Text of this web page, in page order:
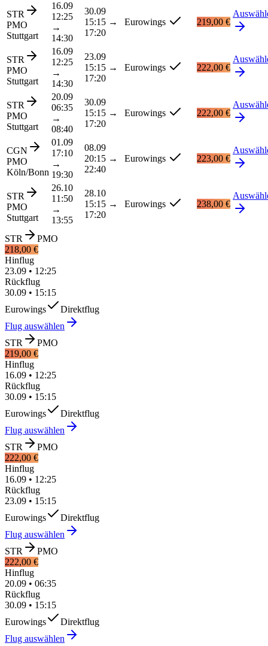
STR
PMO
Stuttgart
16.09
12:25
→
14:30
30.09
15:15 →
17:20
Eurowings 219,00 €
STR
PMO
Stuttgart
16.09
12:25
→
14:30
23.09
15:15 →
17:20
Eurowings 222,00 €
STR
PMO
Stuttgart
20.09
06:35
→
08:40
30.09
15:15 →
17:20
Eurowings 222,00 €
CGN
PMO
Köln/Bonn
01.09
17:10
→
19:30
08.09
20:15 →
22:40
Eurowings 223,00 €
STR
PMO
Stuttgart
26.10
11:50
→
13:55
28.10
15:15 →
17:20
Eurowings 238,00 €
STR
PMO
218,00 €
Hinflug
23.09 • 12:25
Rückflug
30.09 • 15:15
Eurowings
Direktflug
Flug auswählen
STR
PMO
219,00 €
Hinflug
16.09 • 12:25
Rückflug
30.09 • 15:15
Eurowings
Direktflug
Flug auswählen
STR
PMO
222,00 €
Hinflug
16.09 • 12:25
Rückflug
23.09 • 15:15
Eurowings
Direktflug
Flug auswählen
STR
PMO
222,00 €
Hinflug
20.09 • 06:35
Rückflug
30.09 • 15:15
Eurowings
Direktflug
Flug auswählen